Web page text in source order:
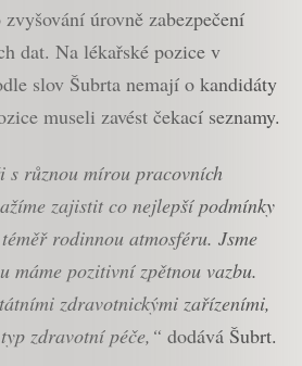
úrovně zabezpečení
dat. Na lékařské pozice v
slov Šubrta nemají o kandidáty
museli zavést čekací seznamy.
různou mírou pracovních
zajistit co nejlepší podmínky
rodinnou atmosféru. Jsme
máme pozitivní zpětnou vazbu.
zdravotnickými zařízeními,
zdravotní péče,“ dodává Šubrt.